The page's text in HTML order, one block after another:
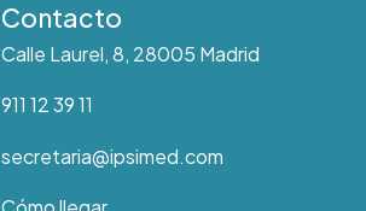
Contacto
Calle Laurel, 8, 28005 Madrid
911 12 39 11
secretaria@ipsimed.com